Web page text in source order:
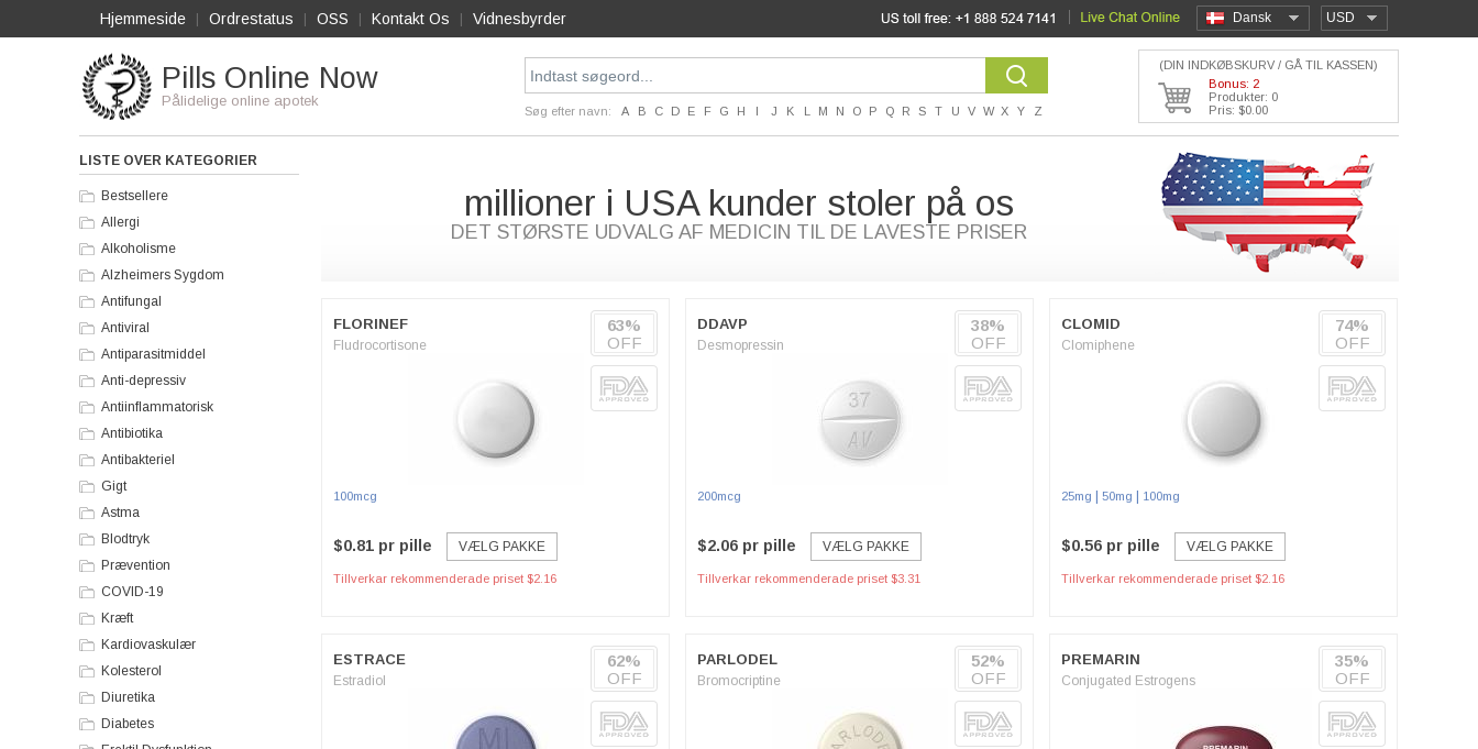
Hjemmeside Ordrestatus OSS Kontakt Os Vidnesbyrder USD
Dansk
Pills Online Now
Pålidelige online apotek
Søg efter navn: A B C D E F G H I J K L M N O P Q R S T U V W X Y Z
(DIN INDKØBSKURV / GÅ TIL KASSEN)
Bonus: 2
Produkter: 0
Pris: $0.00
LISTE OVER KATEGORIER
Bestsellere
Allergi
Alkoholisme
Alzheimers Sygdom
Antifungal
Antiviral
Antiparasitmiddel
Anti-depressiv
Antiinflammatorisk
Antibiotika
Antibakteriel
Gigt
Astma
Blodtryk
Prævention
COVID-19
Kræft
Kardiovaskulær
Kolesterol
Diuretika
Diabetes
millioner i USA kunder stoler på os
DET STØRSTE UDVALG AF MEDICIN TIL DE LAVESTE PRISER
FLORINEF
Fludrocortisone
100mcg
$0.81 pr pille VÆLG PAKKE
Tillverkar rekommenderade priset $2.16
63%
OFF
DDAVP
Desmopressin
200mcg
$2.06 pr pille VÆLG PAKKE
Tillverkar rekommenderade priset $3.31
38%
OFF
CLOMID
Clomiphene
25mg 50mg 100mg
$0.56 pr pille VÆLG PAKKE
Tillverkar rekommenderade priset $2.16
74%
OFF
ESTRACE
Estradiol
62%
OFF
PARLODEL
Bromocriptine
52%
OFF
PREMARIN
Conjugated Estrogens
35%
OFF